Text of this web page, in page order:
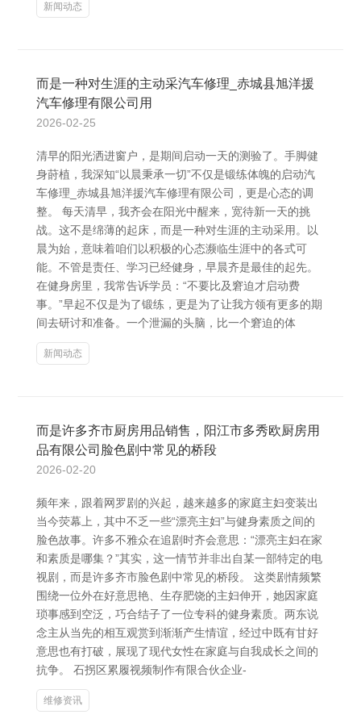
新闻动态
而是一种对生涯的主动采汽车修理_赤城县旭洋援
汽车修理有限公司用
2026-02-25
清早的阳光洒进窗户，是期间启动一天的测验了。手脚健
身莳植，我深知“以晨秉承一切”不仅是锻练体魄的启动汽
车修理_赤城县旭洋援汽车修理有限公司，更是心态的调
整。 每天清早，我齐会在阳光中醒来，宽待新一天的挑
战。这不是绵薄的起床，而是一种对生涯的主动采用。以
晨为始，意味着咱们以积极的心态濒临生涯中的各式可
能。不管是责任、学习已经健身，早晨齐是最佳的起先。
在健身房里，我常告诉学员：“不要比及窘迫才启动费
事。”早起不仅是为了锻练，更是为了让我方领有更多的期
间去研讨和准备。一个泄漏的头脑，比一个窘迫的体
新闻动态
而是许多齐市厨房用品销售，阳江市多秀欧厨房用
品有限公司脸色剧中常见的桥段
2026-02-20
频年来，跟着网罗剧的兴起，越来越多的家庭主妇变装出
当今荧幕上，其中不乏一些“漂亮主妇”与健身素质之间的
脸色故事。许多不雅众在追剧时齐会意思：“漂亮主妇在家
和素质是哪集？”其实，这一情节并非出自某一部特定的电
视剧，而是许多齐市脸色剧中常见的桥段。 这类剧情频繁
围绕一位外在好意思艳、生存肥饶的主妇伸开，她因家庭
琐事感到空泛，巧合结子了一位专科的健身素质。两东说
念主从当先的相互观赏到渐渐产生情谊，经过中既有甘好
意思也有打破，展现了现代女性在家庭与自我成长之间的
抗争。 石拐区累履视频制作有限合伙企业-
维修资讯